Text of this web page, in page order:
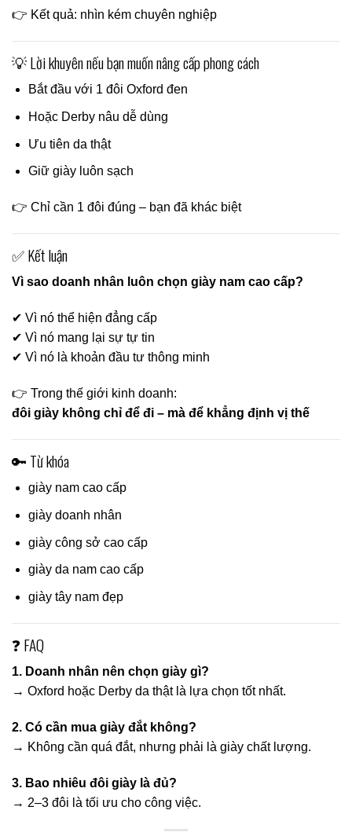
👉 Kết quả: nhìn kém chuyên nghiệp
💡 Lời khuyên nếu bạn muốn nâng cấp phong cách
Bắt đầu với 1 đôi Oxford đen
Hoặc Derby nâu dễ dùng
Ưu tiên da thật
Giữ giày luôn sạch
👉 Chỉ cần 1 đôi đúng – bạn đã khác biệt
✅ Kết luận
Vì sao doanh nhân luôn chọn giày nam cao cấp?
✔ Vì nó thể hiện đẳng cấp
✔ Vì nó mang lại sự tự tin
✔ Vì nó là khoản đầu tư thông minh
👉 Trong thế giới kinh doanh:
đôi giày không chỉ để đi – mà để khẳng định vị thế
🔑 Từ khóa
giày nam cao cấp
giày doanh nhân
giày công sở cao cấp
giày da nam cao cấp
giày tây nam đẹp
❓ FAQ
1. Doanh nhân nên chọn giày gì?
→ Oxford hoặc Derby da thật là lựa chọn tốt nhất.
2. Có cần mua giày đắt không?
→ Không cần quá đắt, nhưng phải là giày chất lượng.
3. Bao nhiêu đôi giày là đủ?
→ 2–3 đôi là tối ưu cho công việc.